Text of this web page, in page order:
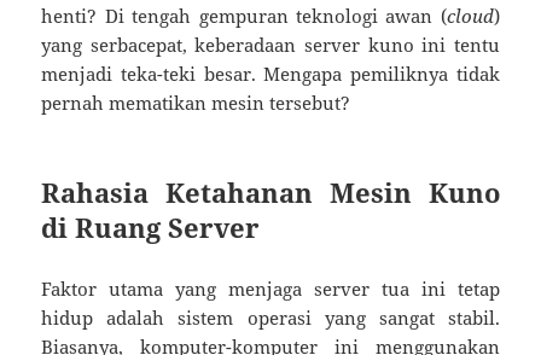
henti? Di tengah gempuran teknologi awan (cloud)
yang serbacepat, keberadaan server kuno ini tentu
menjadi teka-teki besar. Mengapa pemiliknya tidak
pernah mematikan mesin tersebut?
Rahasia Ketahanan Mesin Kuno
di Ruang Server
Faktor utama yang menjaga server tua ini tetap
hidup adalah sistem operasi yang sangat stabil.
Biasanya, komputer-komputer ini menggunakan